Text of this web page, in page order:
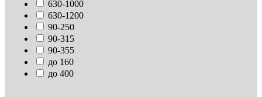
630-1000
630-1200
90-250
90-315
90-355
до 160
до 400